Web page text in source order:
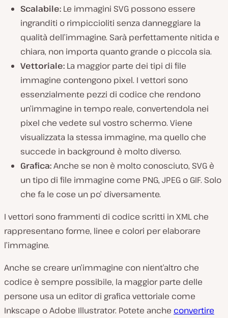
d
u
c
i
v
d
o
Scalabile: Le immagini SVG possono essere
ingranditi o rimpiccioliti senza danneggiare la
qualità dell’immagine. Sarà perfettamente nitida e
chiara, non importa quanto grande o piccola sia.
Vettoriale: La maggior parte dei tipi di file
immagine contengono pixel. I vettori sono
essenzialmente pezzi di codice che rendono
un’immagine in tempo reale, convertendola nei
pixel che vedete sul vostro schermo. Viene
visualizzata la stessa immagine, ma quello che
succede in background è molto diverso.
Grafica:Anche se non è molto conosciuto, SVG è
un tipo di file immagine come PNG, JPEG o GIF. Solo
che fa le cose un po’ diversamente.
I vettori sono frammenti di codice scritti in XML che
rappresentano forme, linee e colori per elaborare
l’immagine.
Anche se creare un’immagine con nient’altro che
codice è sempre possibile, la maggior parte delle
persone usa un editor di grafica vettoriale come
Inkscape o Adobe Illustrator. Potete anche convertire